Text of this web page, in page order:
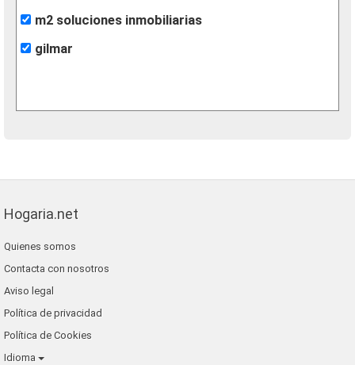
m2 soluciones inmobiliarias
gilmar
Hogaria.net
Quienes somos
Contacta con nosotros
Aviso legal
Política de privacidad
Política de Cookies
Idioma